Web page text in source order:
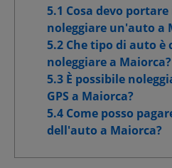
5.1 Cosa devo
noleggiare un'auto a
5.2 Che tipo di auto è
noleggiare a Maiorca?
5.3 È possibile
GPS a Maiorca?
5.4 Come posso
dell'auto a Maiorca?